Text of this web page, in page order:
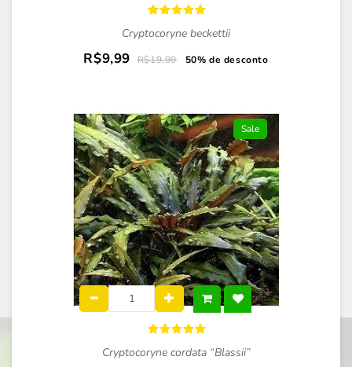
Cryptocoryne beckettii
R$9,99 R$19,99 50% de desconto
Sale
Cryptocoryne cordata “Blassii”